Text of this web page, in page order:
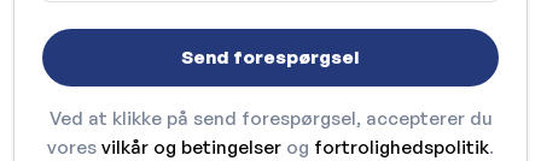
Send forespørgsel
Ved at klikke på send forespørgsel, accepterer du
vores vilkår og betingelser og fortrolighedspolitik.